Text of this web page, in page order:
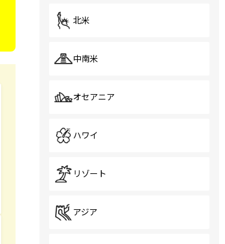
北米
中南米
オセアニア
ハワイ
リゾート
アジア